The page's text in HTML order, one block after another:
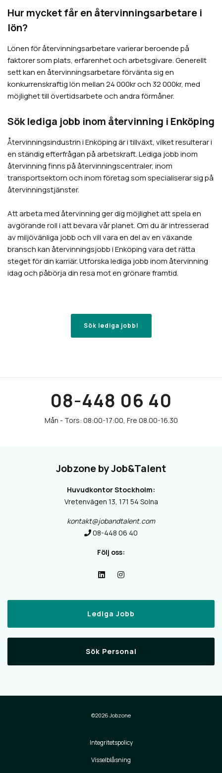
Hur mycket får en återvinningsarbetare i
lön?
Lönen för återvinningsarbetare varierar beroende på
faktorer som plats, erfarenhet och arbetsgivare. Generellt
sett kan en återvinningsarbetare förvänta sig en
konkurrenskraftig lön mellan 24 000kr och 32 000kr, med
möjlighet till övertidsarbete och andra förmåner.
Sök lediga jobb inom återvinning i Enköping
Återvinningsindustrin iEnköpingär i tillväxt, vilket resulterar i
en ständig efterfrågan på arbetskraft. Lediga jobb inom
återvinning finns på återvinningscentraler, inom
transportsektorn och inom företag som specialiserar sig på
återvinningstjänster.
Att arbeta med återvinning ger dig möjlighet att spela en
avgörande roll i att bevara vår planet. Om du är intresserad
av miljövänliga jobb och vill vara en del av en växande
bransch kan återvinningsjobb iEnköpingvara det rätta
steget för din karriär. Utforska lediga jobb inom återvinning
idag och påbörja din resa mot en grönare framtid.
Sök lediga jobb!
08-448 06 40
Jobzone by Job&Talent
Huvudkontor Stockholm:
Vretenvägen 13, 171 54 Solna
kontakt@jobandtalent.com
08-448 06 40
Följ oss:
Lediga Jobb
Sök Personal
©2026 Jobzone
Integritetspolicy
Visselblåsning